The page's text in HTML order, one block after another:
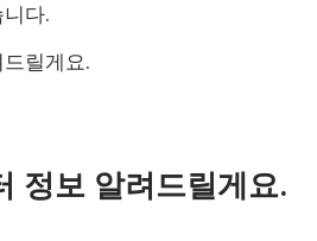
다.
릴게요.
정보 알려드릴게요.